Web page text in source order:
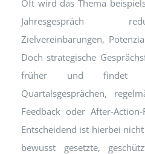
Oft wird das Thema
Jahresgespräch
Zielvereinbarungen,
Doch strategische
früher und findet
Quartalsgesprächen,
Feedback oder After-
Entscheidend ist hierbei
bewusst gesetzte,